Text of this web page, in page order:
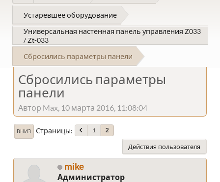
Устаревшее оборудование
Универсальная настенная панель управления Z033
/ Zt-033
Сбросились параметры панели
Сбросились параметры
панели
Автор Max, 10 марта 2016, 11:08:04
ВНИЗ Страницы 1 2
Действия пользователя
mike
Администратор